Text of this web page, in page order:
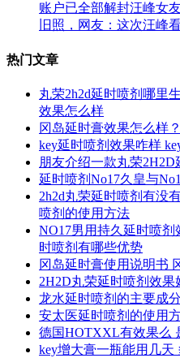
账户已全部解封汪峰女
旧照，网友：这次汪峰
热门文章
丸荣2h2d延时喷剂哪里
效果怎么样
冈岛延时膏效果怎么样
key延时喷剂效果咋样
朋友介绍一款丸荣
延时喷剂No17久皇与
2h2d丸荣延时喷剂有没
喷剂的使用方法
NO17男用持久延时喷
时喷剂有哪些优势
冈岛延时膏使用说明书
2H2D丸荣延时喷剂效果
龙水延时喷剂的主要成
安太医延时喷剂的使用
德国HOTXXL有效果么
key增大膏一瓶能用几天